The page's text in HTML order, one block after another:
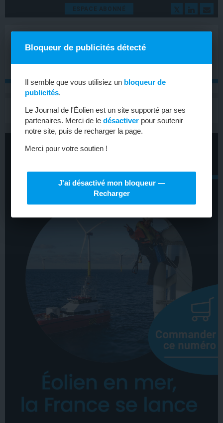
ESPACE ABONNÉ
MENU
Bloqueur de publicités détecté
Il semble que vous utilisiez un bloqueur de
publicités.
Le Journal de l'Éolien est un site supporté par ses
partenaires. Merci de ledésactiver pour soutenir
notre site, puis de recharger la page.
Merci pour votre soutien !
J'ai désactivé mon bloqueur —
Recharger